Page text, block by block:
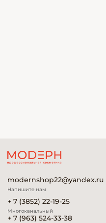
modernshop22@yandex.ru
Напишите нам
+ 7 (3852) 22-19-25
Многоканальный
+ 7 (963) 524-33-38